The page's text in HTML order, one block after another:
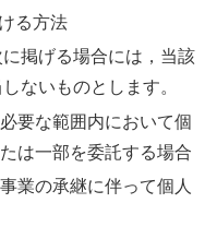
る方法
掲げる場合には，当該
ないものとします。
要な範囲内において個
は一部を委託する場合
業の承継に伴って個人